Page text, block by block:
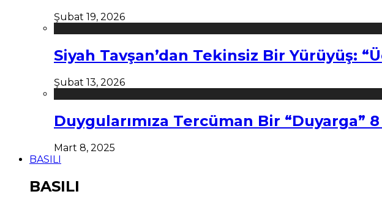
Şubat 19, 2026
Siyah Tavşan’dan Tekinsiz Bir Yürüyüş:
Şubat 13, 2026
Duygularımıza Tercüman Bir “Duyarga”
Mart 8, 2025
BASILI
BASILI